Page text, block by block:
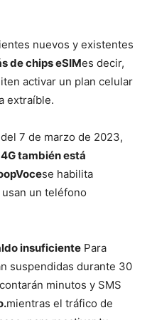
nuevos y existentes
de chips eSIMes decir,
activar un plan celular
extraíble.
7 de marzo de 2023,
también está
se habilita
un teléfono
insuficiente Para
suspendidas durante 30
minutos y SMS
mientras el tráfico de